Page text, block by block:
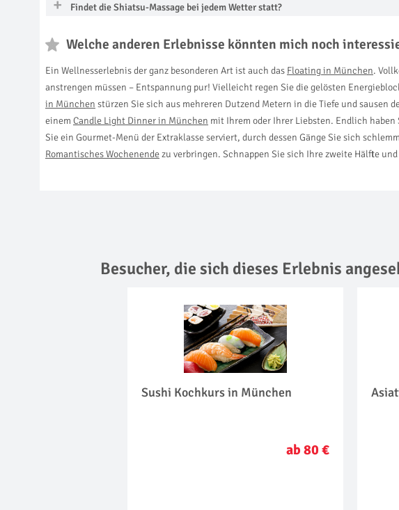
Findet die Shiatsu-Massage bei jedem Wetter statt?
Welche anderen Erlebnisse könnten mich noch
Ein Wellnesserlebnis der ganz besonderen Art ist auch das Floating in München.
anstrengen müssen – Entspannung pur! Vielleicht regen Sie die gelösten
in München stürzen Sie sich aus mehreren Dutzend Metern in die Tiefe und sausen
einem Candle Light Dinner in München mit Ihrem oder Ihrer Liebsten. Endlich
Sie ein Gourmet-Menü der Extraklasse serviert, durch dessen Gänge Sie sich
Romantisches Wochenendezu verbringen. Schnappen Sie sich Ihre zweite Hälfte
Besucher, die sich dieses Erlebnis
Sushi Kochkurs in München
ab 80 €